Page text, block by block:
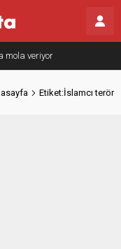
mola veriyor
Etiket:İslamcı terör